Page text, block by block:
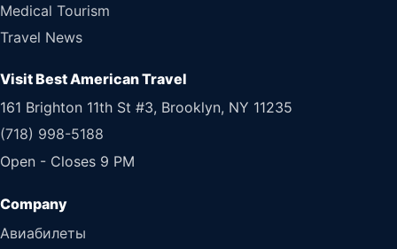
Medical Tourism
Travel News
Visit Best American Travel
161 Brighton 11th St #3, Brooklyn, NY 11235
(718) 998-5188
Open - Closes 9 PM
Авиабилеты